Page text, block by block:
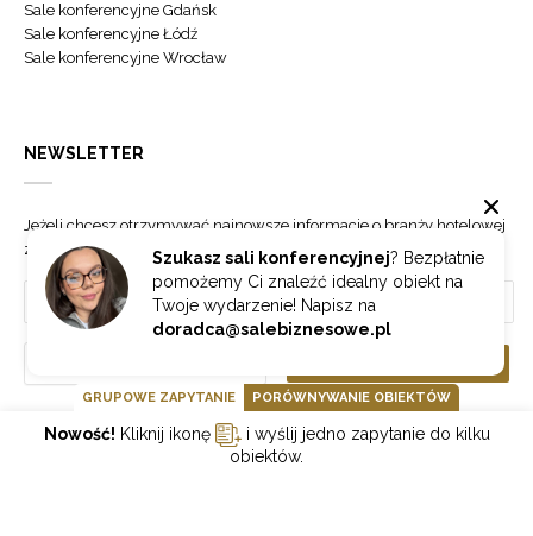
Szukasz sali konferencyjnej? Bezpłatnie
pomożemy Ci znaleźć idealny obiekt na
Twoje wydarzenie! Napisz na
doradca@salebiznesowe.pl
Sale konferencyjne Gdańsk
Sale konferencyjne Łódź
Sale konferencyjne Wrocław
NEWSLETTER
Jeżeli chcesz otrzymywać najnowsze informacje o branży hotelowej
zapisz się do naszego newslettera.
GOONLINE.PL SPÓŁKA Z OGRANICZONĄ ODPOWIEDZIALNOŚCIĄ SP.K.
GRUPOWE ZAPYTANIE PORÓWNYWANIE OBIEKTÓW
Nowość! Kliknij ikonę
i wyślij jedno zapytanie do kilku
obiektów.